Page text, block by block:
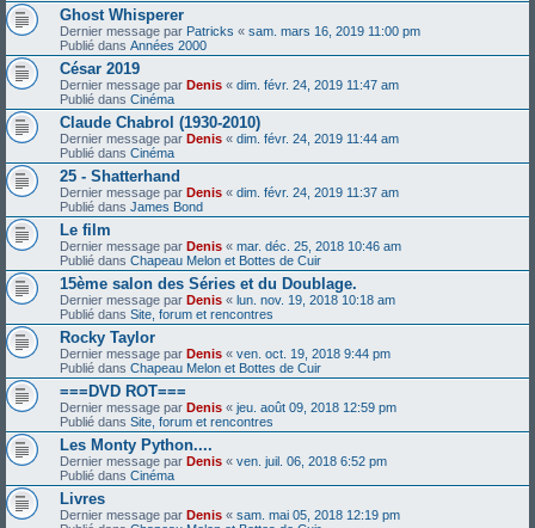
Ghost Whisperer
Dernier message par Patricks « sam. mars 16, 2019 11:00 pm
Publié dans Années 2000
César 2019
Dernier message par Denis « dim. févr. 24, 2019 11:47 am
Publié dans Cinéma
Claude Chabrol (1930-2010)
Dernier message par Denis « dim. févr. 24, 2019 11:44 am
Publié dans Cinéma
25 - Shatterhand
Dernier message par Denis « dim. févr. 24, 2019 11:37 am
Publié dans James Bond
Le film
Dernier message par Denis « mar. déc. 25, 2018 10:46 am
Publié dans Chapeau Melon et Bottes de Cuir
15ème salon des Séries et du Doublage.
Dernier message par Denis « lun. nov. 19, 2018 10:18 am
Publié dans Site, forum et rencontres
Rocky Taylor
Dernier message par Denis « ven. oct. 19, 2018 9:44 pm
Publié dans Chapeau Melon et Bottes de Cuir
===DVD ROT===
Dernier message par Denis « jeu. août 09, 2018 12:59 pm
Publié dans Site, forum et rencontres
Les Monty Python....
Dernier message par Denis « ven. juil. 06, 2018 6:52 pm
Publié dans Cinéma
Livres
Dernier message par Denis « sam. mai 05, 2018 12:19 pm